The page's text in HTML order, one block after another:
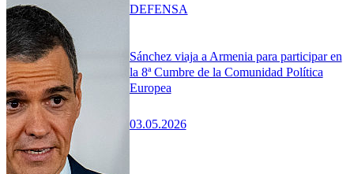
Sánchez viaja a Armenia para participar en
la 8ª Cumbre de la Comunidad Política
Europea
03.05.2026
DEFENSA